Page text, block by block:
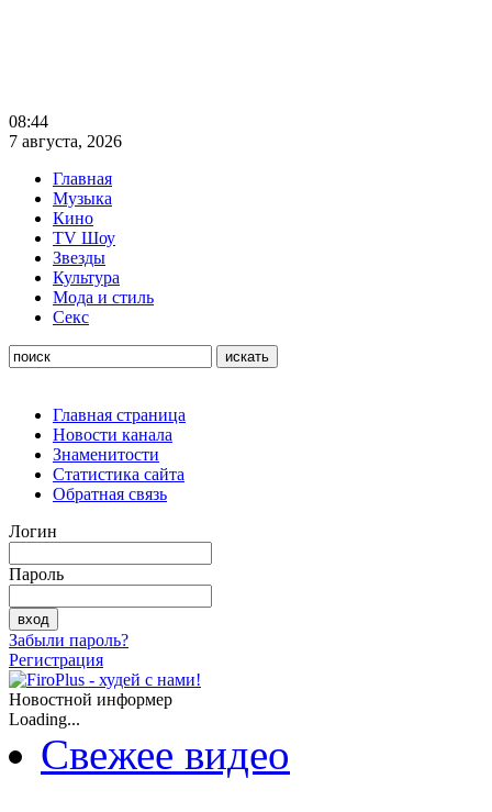
08:44
7 августа, 2026
Главная
Музыка
Кино
TV Шоу
Звезды
Культура
Мода и стиль
Секс
Главная страница
Новости канала
Знаменитости
Статистика сайта
Обратная связь
Логин
Пароль
Забыли пароль?
Регистрация
Новостной информер
Loading...
Свежее видео